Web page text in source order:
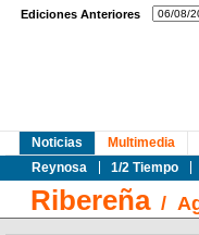
Ediciones Anteriores
Noticias
Reynosa
1/2 Tiempo
Multimedia
Ribereña/